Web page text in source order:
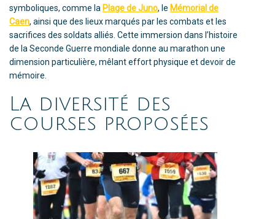
symboliques, comme la Plage de Juno, le Mémorial de
Caen, ainsi que des lieux marqués par les combats et les
sacrifices des soldats alliés. Cette immersion dans l’histoire
de la Seconde Guerre mondiale donne au marathon une
dimension particulière, mêlant effort physique et devoir de
mémoire.
La diversité des
courses proposées